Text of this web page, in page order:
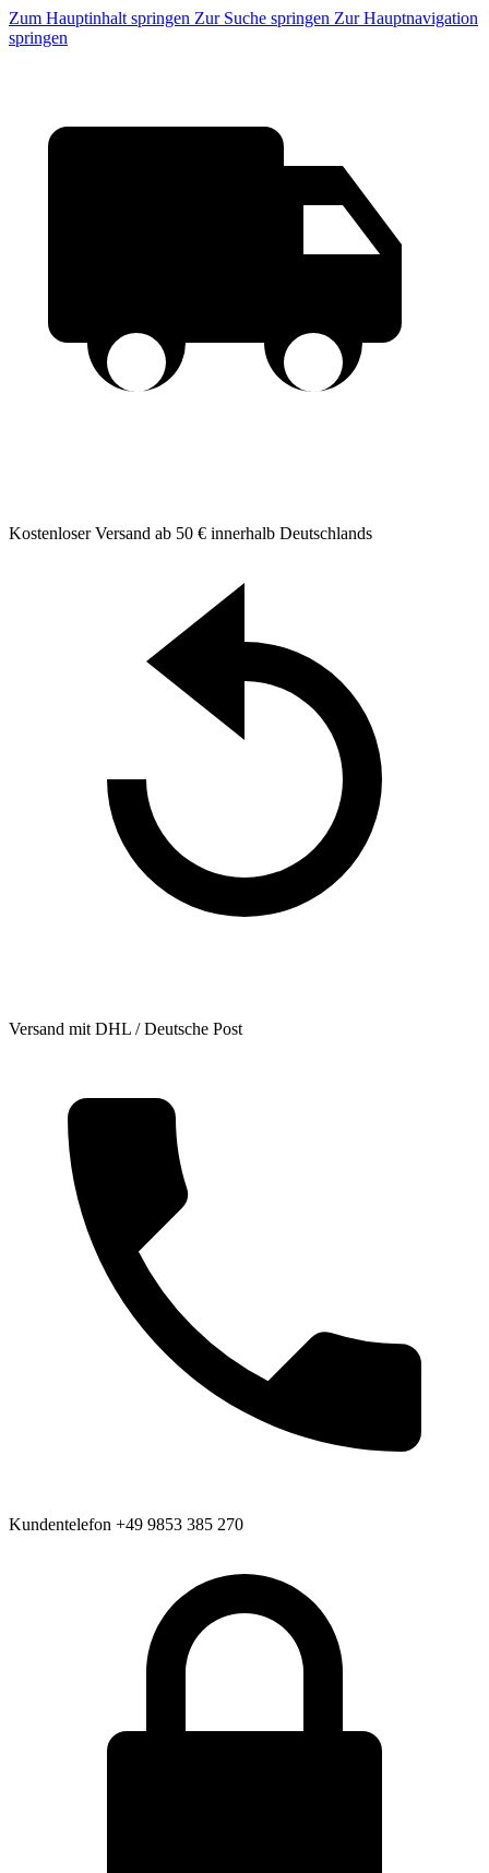
Zum Hauptinhalt springen Zur Suche springen Zur Hauptnavigation
springen
Kostenloser Versand ab 50 € innerhalb Deutschlands
Versand mit DHL / Deutsche Post
Kundentelefon +49 9853 385 270